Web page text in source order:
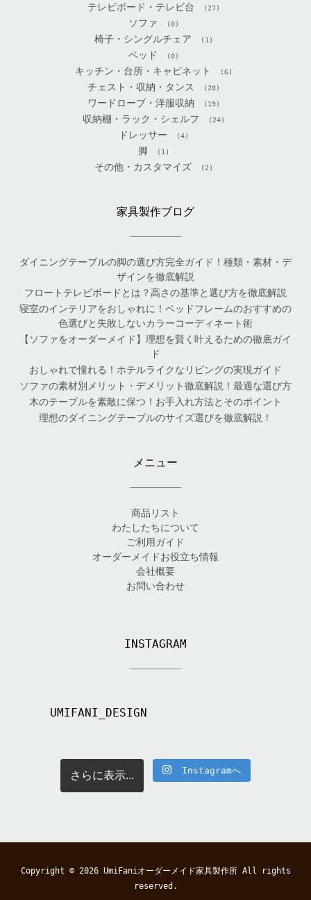
テレビボード・テレビ台 (27)
ソファ (0)
椅子・シングルチェア (1)
ベッド (0)
キッチン・台所・キャビネット (6)
チェスト・収納・タンス (20)
ワードローブ・洋服収納 (19)
収納棚・ラック・シェルフ (24)
ドレッサー (4)
脚 (1)
その他・カスタマイズ (2)
家具製作ブログ
ダイニングテーブルの脚の選び方完全ガイド！種類・素材・デ
ザインを徹底解説
フロートテレビボードとは？高さの基準と選び方を徹底解説
寝室のインテリアをおしゃれに！ベッドフレームのおすすめの
色選びと失敗しないカラーコーディネート術
【ソファをオーダーメイド】理想を賢く叶えるための徹底ガイ
ド
おしゃれで憧れる！ホテルライクなリビングの実現ガイド
ソファの素材別メリット・デメリット徹底解説！最適な選び方
木のテーブルを素敵に保つ！お手入れ方法とそのポイント
理想のダイニングテーブルのサイズ選びを徹底解説！
メニュー
商品リスト
わたしたちについて
ご利用ガイド
オーダーメイドお役立ち情報
会社概要
お問い合わせ
INSTAGRAM
UMIFANI_DESIGN
さらに表示... Instagramへ
Copyright © 2026 UmiFaniオーダーメイド家具製作所All rights
reserved.